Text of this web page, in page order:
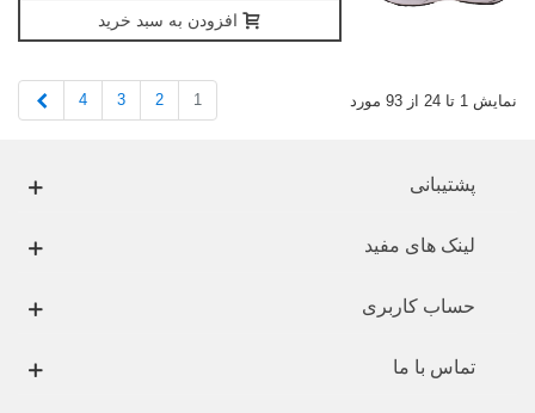
افزودن به سبد خرید
نمایش 1 تا 24 از 93 مورد 1
2
3
4
پشتیبانی
لینک های مفید
حساب کاربری
تماس با ما